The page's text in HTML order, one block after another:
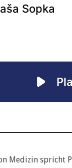
Medizin spricht